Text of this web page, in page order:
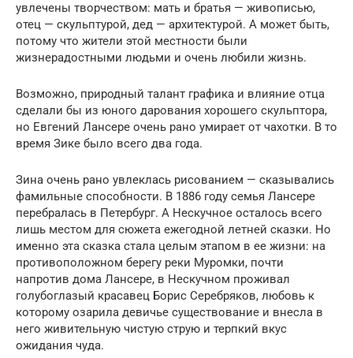
увлечены творчеством: мать и братья — живописью,
отец — скульптурой, дед — архитектурой. А может быть,
потому что жители этой местности были
жизнерадостными людьми и очень любили жизнь.
Возможно, природный талант графика и влияние отца
сделали бы из юного дарования хорошего скульптора,
но Евгений Лансере очень рано умирает от чахотки. В то
время Зике было всего два года.
Зина очень рано увлеклась рисованием — сказывались
фамильные способности. В 1886 году семья Лансере
перебралась в Петербург. А Нескучное осталось всего
лишь местом для сюжета ежегодной летней сказки. Но
именно эта сказка стала целым этапом в ее жизни: на
противоположном берегу реки Муромки, почти
напротив дома Лансере, в Нескучном проживал
голубоглазый красавец Борис Серебряков, любовь к
которому озарила девичье существование и внесла в
него живительную чистую струю и терпкий вкус
ожидания чуда.